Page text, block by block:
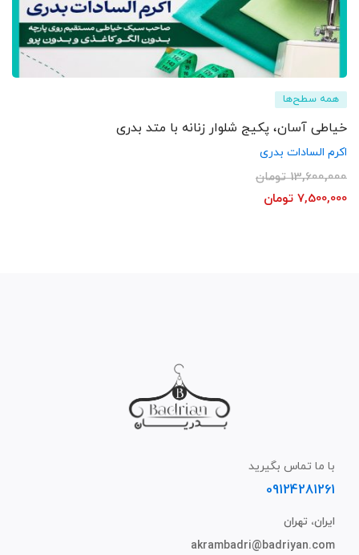
همه سطح‌ها
خیاطی آسان، پکیج شلوار زنانه با متد بدری
اکرم السادات بدری
13,600,000 تومان
7,500,000 تومان
با ما تماس بگیرید
09124281261
ایران، تهران
akrambadri@badriyan.com